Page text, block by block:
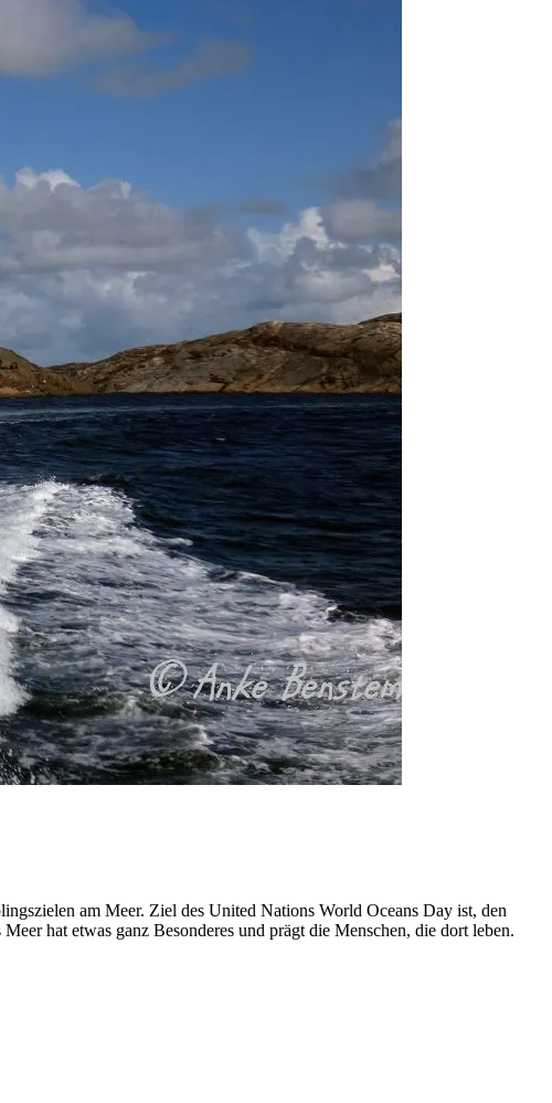
am Meer. Ziel des United Nations World Oceans Day ist, den
hat etwas ganz Besonderes und prägt die Menschen, die dort leben.